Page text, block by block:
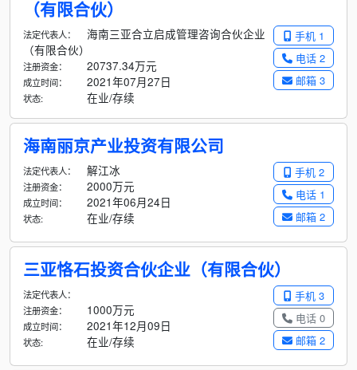
（有限合伙）
手机 1
电话 2
邮箱 3
法定代表人：
海南三亚合立启成管理咨询合伙企业
（有限合伙）
注册资金： 20737.34万元
成立时间： 2021年07月27日
状态: 在业/存续
海南丽京产业投资有限公司
手机 2
电话 1
邮箱 2
法定代表人： 解江冰
注册资金： 2000万元
成立时间： 2021年06月24日
状态: 在业/存续
三亚恪石投资合伙企业（有限合伙）
手机 3
电话 0
邮箱 2
法定代表人：
注册资金：
1000万元
成立时间： 2021年12月09日
状态: 在业/存续